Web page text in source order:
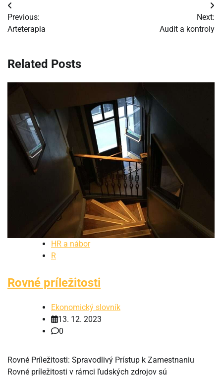
Navigácia
v
Previous:
Arteterapia
Next:
Audit a kontroly
Related Posts
HR a nábor
R
Rovné príležitosti
Ekonomický slovník
13. 12. 2023
0
Rovné Príležitosti: Spravodlivý Prístup k Zamestnaniu
Rovné príležitosti v rámci ľudských zdrojov sú